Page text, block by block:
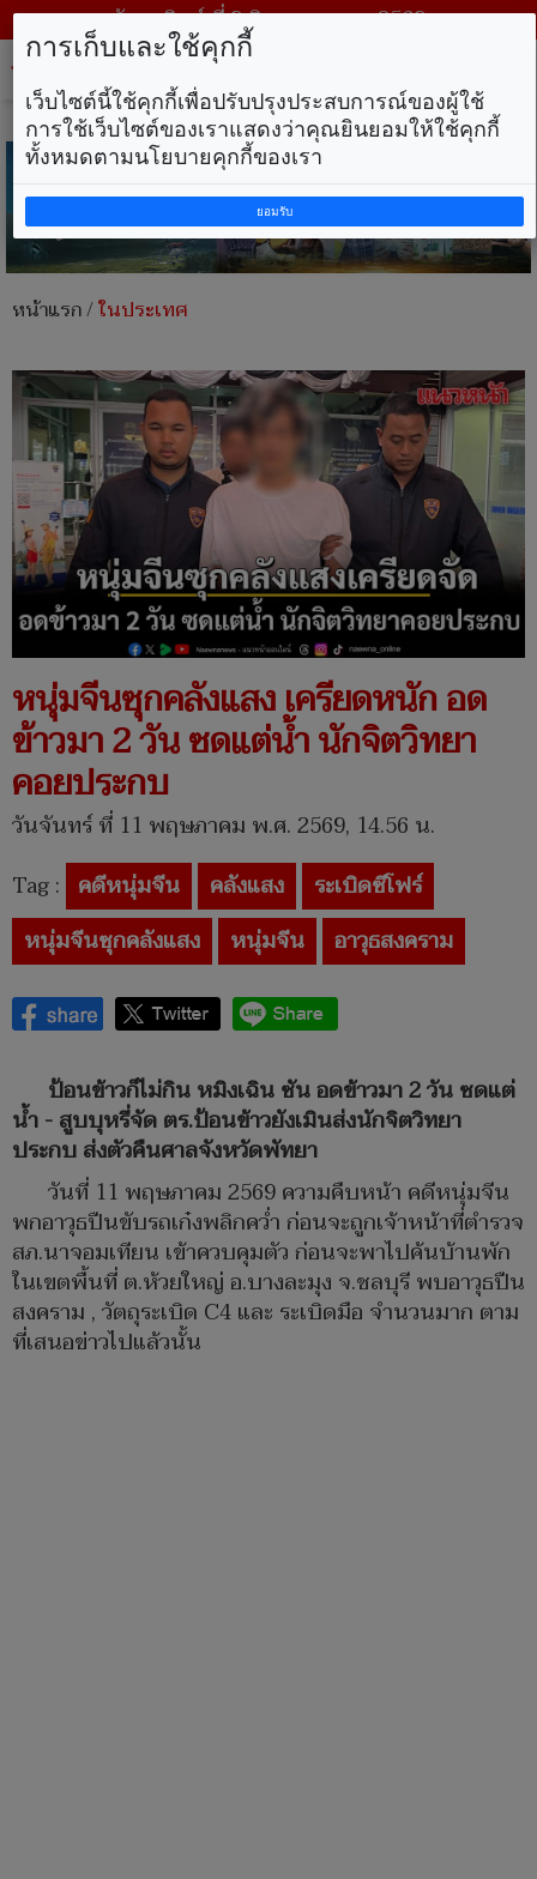
วันอาทิตย์ ที่ 9 สิงหาคม พ.ศ. 2569
หน้าแรก/ในประเทศ
หนุ่มจีนซุกคลังแสง เครียดหนัก อด
ข้าวมา 2 วัน ซดแต่น้ำ นักจิตวิทยา
คอยประกบ
วันจันทร์ ที่ 11 พฤษภาคม พ.ศ. 2569, 14.56 น.
Tag : คดีหนุ่มจีน คลังแสง
ระเบิดซีโฟร์
หนุ่มจีนซุกคลังแสง
หนุ่มจีน อาวุธสงคราม
ป้อนข้าวก็ไม่กิน หมิงเฉิน ซัน อดข้าวมา 2 วัน ซดแต่
น้ำ - สูบบุหรี่จัด ตร.ป้อนข้าวยังเมินส่งนักจิตวิทยา
ประกบ ส่งตัวคืนศาลจังหวัดพัทยา
วันที่ 11 พฤษภาคม 2569 ความคืบหน้า คดีหนุ่มจีน
พกอาวุธปืนขับรถเก๋งพลิกคว่ำ ก่อนจะถูกเจ้าหน้าที่ตำรวจ
สภ.นาจอมเทียน เข้าควบคุมตัว ก่อนจะพาไปค้นบ้านพัก
ในเขตพื้นที่ ต.ห้วยใหญ่ อ.บางละมุง จ.ชลบุรี พบอาวุธปืน
สงคราม , วัตถุระเบิด C4 และ ระเบิดมือ จำนวนมาก ตาม
ที่เสนอข่าวไปแล้วนั้น
การเก็บและใช้คุกกี้
เว็บไซต์นี้ใช้คุกกี้เพื่อปรับปรุงประสบการณ์ของผู้ใช้
การใช้เว็บไซต์ของเราแสดงว่าคุณยินยอมให้ใช้คุกกี้
ทั้งหมดตามนโยบายคุกกี้ของเรา
ยอมรับ